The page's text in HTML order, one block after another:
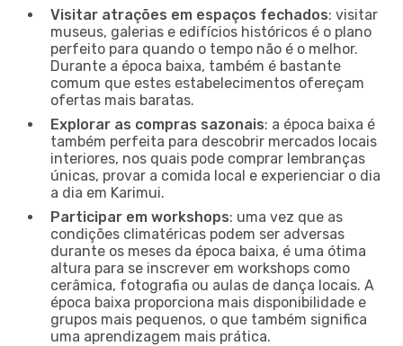
Visitar atrações em espaços fechados: visitar
museus, galerias e edifícios históricos é o plano
perfeito para quando o tempo não é o melhor.
Durante a época baixa, também é bastante
comum que estes estabelecimentos ofereçam
ofertas mais baratas.
Explorar as compras sazonais: a época baixa é
também perfeita para descobrir mercados locais
interiores, nos quais pode comprar lembranças
únicas, provar a comida local e experienciar o dia
a dia em Karimui.
Participar em workshops: uma vez que as
condições climatéricas podem ser adversas
durante os meses da época baixa, é uma ótima
altura para se inscrever em workshops como
cerâmica, fotografia ou aulas de dança locais. A
época baixa proporciona mais disponibilidade e
grupos mais pequenos, o que também significa
uma aprendizagem mais prática.